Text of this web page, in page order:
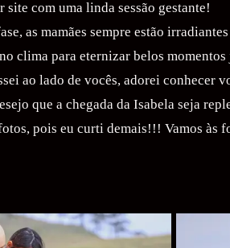
com uma linda sessão gestante!
as mamães sempre estão
clima para eternizar belos momentos
ao lado de vocês, adorei conhecer
que a chegada da Isabela seja
pois eu curti demais!!! Vamos às